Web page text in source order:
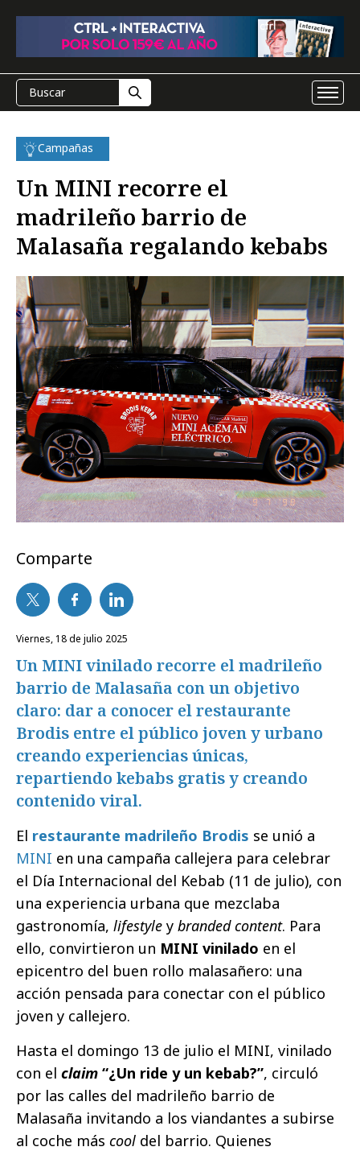
Campañas
Un MINI recorre el
madrileño barrio de
Malasaña regalando kebabs
Comparte
viernes, 18 de julio 2025
Un MINI vinilado recorre el madrileño
barrio de Malasaña con un objetivo
claro: dar a conocer el restaurante
Brodis entre el público joven y urbano
creando experiencias únicas,
repartiendo kebabs gratis y creando
contenido viral.
El restaurante madrileño Brodis se unió a
MINI en una campaña callejera para celebrar
el Día Internacional del Kebab (11 de julio), con
una experiencia urbana que mezclaba
gastronomía, lifestyle y branded content. Para
ello, convirtieron un MINI vinilado en el
epicentro del buen rollo malasañero: una
acción pensada para conectar con el público
joven y callejero.
Hasta el domingo 13 de julio el MINI, vinilado
con el claim “¿Un ride y un kebab?”, circuló
por las calles del madrileño barrio de
Malasaña invitando a los viandantes a subirse
al coche más cool del barrio. Quienes